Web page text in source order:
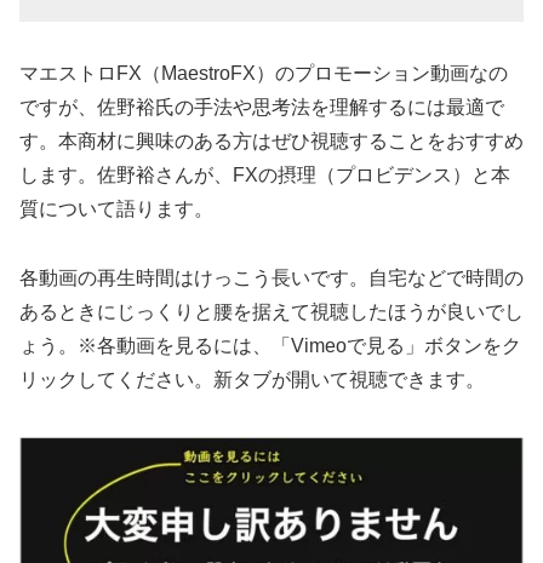
マエストロFX（MaestroFX）のプロモーション動画なの
ですが、佐野裕氏の手法や思考法を理解するには最適で
す。本商材に興味のある方はぜひ視聴することをおすすめ
します。佐野裕さんが、FXの摂理（プロビデンス）と本
質について語ります。
各動画の再生時間はけっこう長いです。自宅などで時間の
あるときにじっくりと腰を据えて視聴したほうが良いでし
ょう。※各動画を見るには、「Vimeoで見る」ボタンをク
リックしてください。新タブが開いて視聴できます。